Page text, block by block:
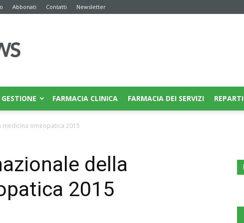
Abbonati Contatti Newsletter
GESTIONE FARMACIA CLINICA FARMACIA DEI SERVIZI REPARTI
omeopatica 2015
della
2015